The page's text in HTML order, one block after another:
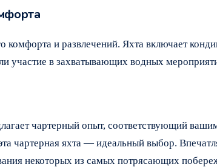
и развлечений. Яхта включает
в захватывающих водных
чартерный опыт, соответствующий
чартерная яхта — идеальный выбор.
некоторых из самых потрясающих